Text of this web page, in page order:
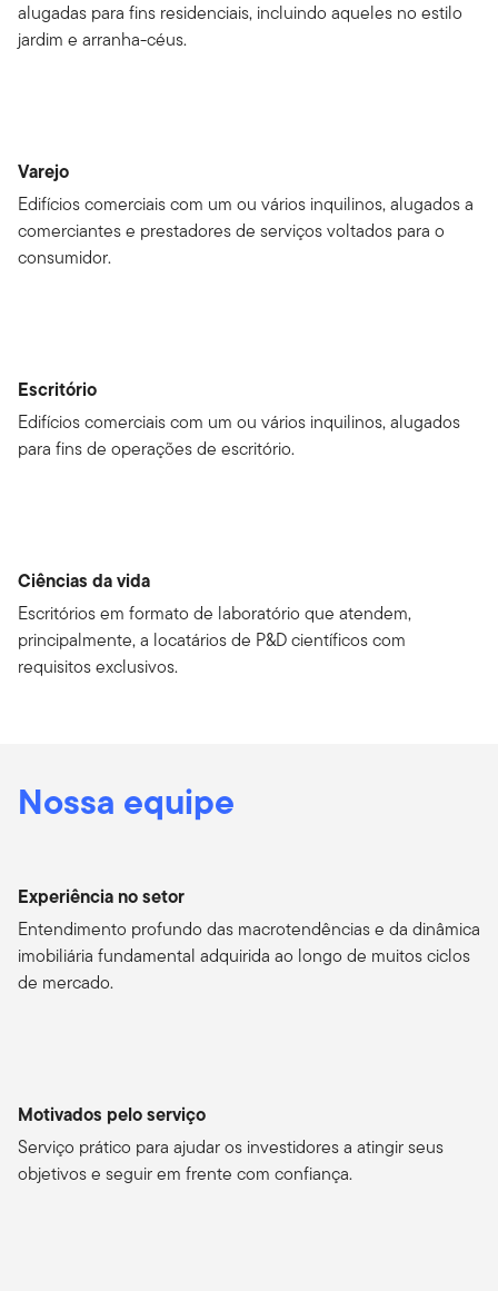
alugadas para fins residenciais, incluindo aqueles no estilo
jardim e arranha-céus.
Varejo
Edifícios comerciais com um ou vários inquilinos, alugados a
comerciantes e prestadores de serviços voltados para o
consumidor.
Escritório
Edifícios comerciais com um ou vários inquilinos, alugados
para fins de operações de escritório.
Ciências da vida
Escritórios em formato de laboratório que atendem,
principalmente, a locatários de P&D científicos com
requisitos exclusivos.
Nossa equipe
Experiência no setor
Entendimento profundo das macrotendências e da dinâmica
imobiliária fundamental adquirida ao longo de muitos ciclos
de mercado.
Motivados pelo serviço
Serviço prático para ajudar os investidores a atingir seus
objetivos e seguir em frente com confiança.